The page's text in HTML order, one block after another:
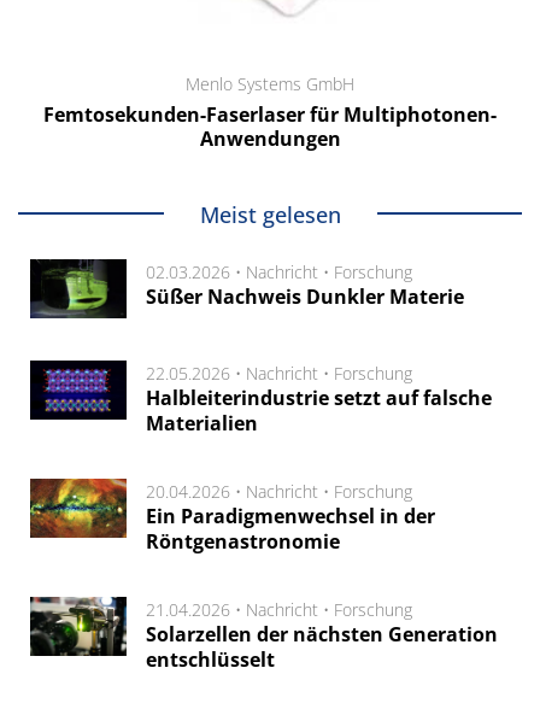
Menlo Systems GmbH
Femtosekunden-Faserlaser für Multiphotonen-
Anwendungen
Meist gelesen
02.03.2026 • Nachricht • Forschung
Süßer Nachweis Dunkler Materie
22.05.2026 • Nachricht • Forschung
Halbleiterindustrie setzt auf falsche
Materialien
20.04.2026 • Nachricht • Forschung
Ein Paradigmenwechsel in der
Röntgenastronomie
21.04.2026 • Nachricht • Forschung
Solarzellen der nächsten Generation
entschlüsselt